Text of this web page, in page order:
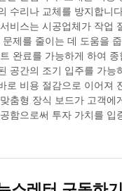
수리나 교체를 방지합니
비스는 시공업체가 작업
제를 줄이는 데 도움을
완료를 가능하게 하여
공간의 조기 입주를 가능
로 비용 절감으로 이어져
춤형 장식 보드가 고객에
함으로써 투자 가치를 입